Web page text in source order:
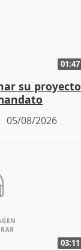
01:47
su proyecto
05/08/2026
03:11